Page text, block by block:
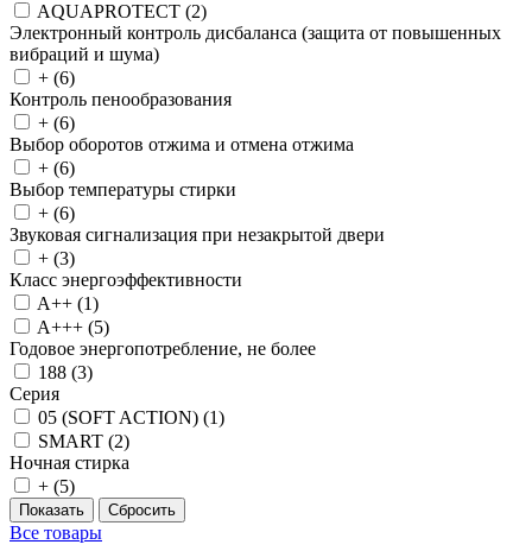
AQUAPROTECT (2)
Электронный контроль дисбаланса (защита от повышенных
вибраций и шума)
+ (6)
Контроль пенообразования
+ (6)
Выбор оборотов отжима и отмена отжима
+ (6)
Выбор температуры стирки
+ (6)
Звуковая сигнализация при незакрытой двери
+ (3)
Класс энергоэффективности
A++ (1)
A+++ (5)
Годовое энергопотребление, не более
188 (3)
Серия
05 (SOFT ACTION) (1)
SMART (2)
Ночная стирка
+ (5)
Все товары